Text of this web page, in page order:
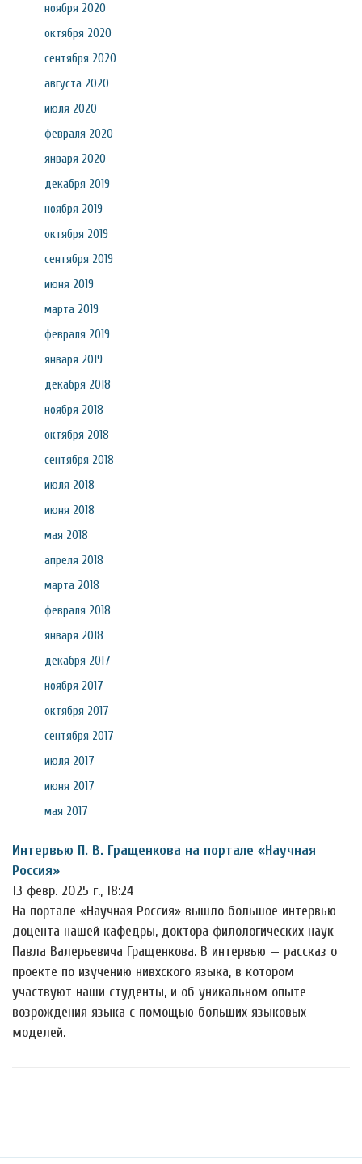
ноября 2020
октября 2020
сентября 2020
августа 2020
июля 2020
февраля 2020
января 2020
декабря 2019
ноября 2019
октября 2019
сентября 2019
июня 2019
марта 2019
февраля 2019
января 2019
декабря 2018
ноября 2018
октября 2018
сентября 2018
июля 2018
июня 2018
мая 2018
апреля 2018
марта 2018
февраля 2018
января 2018
декабря 2017
ноября 2017
октября 2017
сентября 2017
июля 2017
июня 2017
мая 2017
Интервью П. В. Гращенкова на портале «Научная
Россия»
13 февр. 2025 г., 18:24
На портале «Научная Россия» вышло большое интервью
доцента нашей кафедры, доктора филологических наук
Павла Валерьевича Гращенкова. В интервью — рассказ о
проекте по изучению нивхского языка, в котором
участвуют наши студенты, и об уникальном опыте
возрождения языка с помощью больших языковых
моделей.